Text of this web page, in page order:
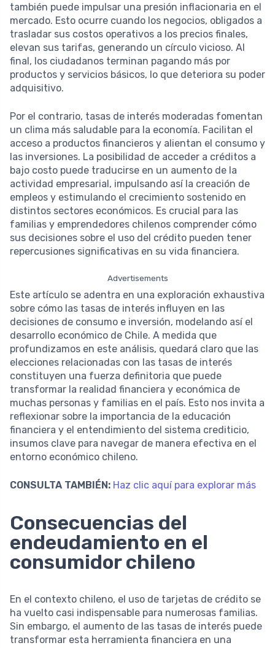
también puede impulsar una presión inflacionaria en el
mercado. Esto ocurre cuando los negocios, obligados a
trasladar sus costos operativos a los precios finales,
elevan sus tarifas, generando un círculo vicioso. Al
final, los ciudadanos terminan pagando más por
productos y servicios básicos, lo que deteriora su poder
adquisitivo.
Por el contrario, tasas de interés moderadas fomentan
un clima más saludable para la economía. Facilitan el
acceso a productos financieros y alientan el consumo y
las inversiones. La posibilidad de acceder a créditos a
bajo costo puede traducirse en un aumento de la
actividad empresarial, impulsando así la creación de
empleos y estimulando el crecimiento sostenido en
distintos sectores económicos. Es crucial para las
familias y emprendedores chilenos comprender cómo
sus decisiones sobre el uso del crédito pueden tener
repercusiones significativas en su vida financiera.
Advertisements
Este artículo se adentra en una exploración exhaustiva
sobre cómo las tasas de interés influyen en las
decisiones de consumo e inversión, modelando así el
desarrollo económico de Chile. A medida que
profundizamos en este análisis, quedará claro que las
elecciones relacionadas con las tasas de interés
constituyen una fuerza definitoria que puede
transformar la realidad financiera y económica de
muchas personas y familias en el país. Esto nos invita a
reflexionar sobre la importancia de la educación
financiera y el entendimiento del sistema crediticio,
insumos clave para navegar de manera efectiva en el
entorno económico chileno.
CONSULTA TAMBIÉN: Haz clic aquí para explorar más
Consecuencias del
endeudamiento en el
consumidor chileno
En el contexto chileno, el uso de tarjetas de crédito se
ha vuelto casi indispensable para numerosas familias.
Sin embargo, el aumento de las tasas de interés puede
transformar esta herramienta financiera en una